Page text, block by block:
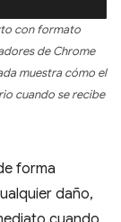
con formato
de Chrome
muestra cómo el
cuando se recibe
forma
daño,